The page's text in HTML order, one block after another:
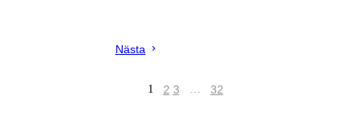
Nästa
1 2 3 … 32